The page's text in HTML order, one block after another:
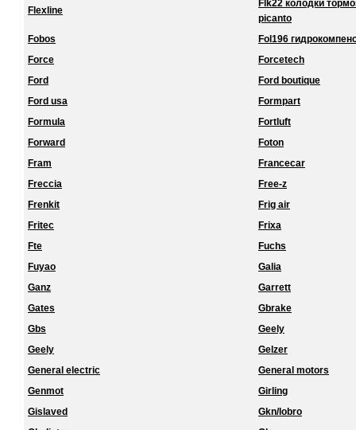
Flexline
Flk22 колодки
picanto
Fobos
Fol196
Force
Forcetech
Ford
Ford boutique
Ford usa
Formpart
Formula
Fortluft
Forward
Foton
Fram
Francecar
Freccia
Free-z
Frenkit
Frig air
Fritec
Frixa
Fte
Fuchs
Fuyao
Galia
Ganz
Garrett
Gates
Gbrake
Gbs
Geely
Geely
Gelzer
General electric
General motors
Genmot
Girling
Gislaved
Gkn/lobro